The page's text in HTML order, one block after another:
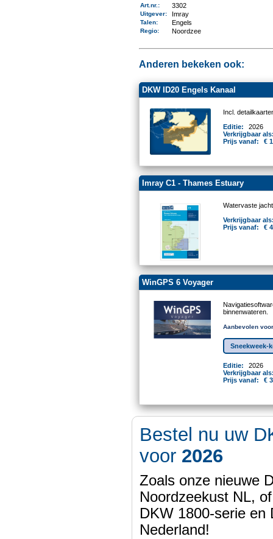
Art.nr. : 3302
Uitgever: Imray
Talen: Engels
Regio: Noordzee
Anderen bekeken ook:
DKW ID20 Engels Kanaal
Incl.
Editie:
2026
Verkrijgbaar
Prijs vanaf:
€
Imray C1 - Thames Estuary
Watervaste
Verkrijgbaar
Prijs vanaf:
€
WinGPS 6 Voyager
binnenwateren.
Aanbevolen
Sneekweek-
Editie:
2026
Verkrijgbaar
Prijs vanaf:
€
Bestel nu uw
voor 2026
Zoals onze nieuwe
Noordzeekust NL,
DKW 1800-serie en
Nederland!